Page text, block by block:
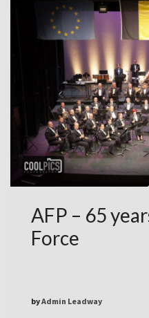
AFP – 65
Force
byAdmin Leadway